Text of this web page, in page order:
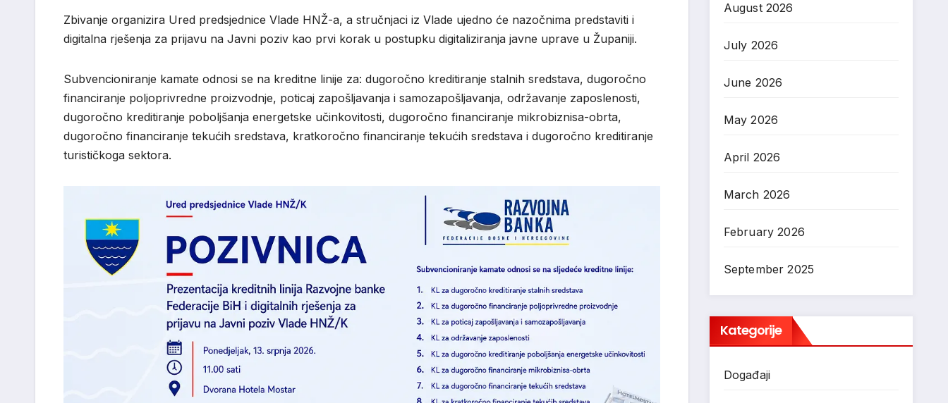
Zbivanje organizira Ured predsjednice Vlade HNŽ-a, a stručnjaci iz Vlade ujedno će nazočnima predstaviti i
digitalna rješenja za prijavu na Javni poziv kao prvi korak u postupku digitaliziranja javne uprave u Županiji.
Subvencioniranje kamate odnosi se na kreditne linije za: dugoročno kreditiranje stalnih sredstava, dugoročno
financiranje poljoprivredne proizvodnje, poticaj zapošljavanja i samozapošljavanja, održavanje zaposlenosti,
dugoročno kreditiranje poboljšanja energetske učinkovitosti, dugoročno financiranje mikrobiznisa-obrta,
dugoročno financiranje tekućih sredstava, kratkoročno financiranje tekućih sredstava i dugoročno kreditiranje
turističkoga sektora.
August 2026
July 2026
June 2026
May 2026
April 2026
March 2026
February 2026
September 2025
Kategorije
Događaji